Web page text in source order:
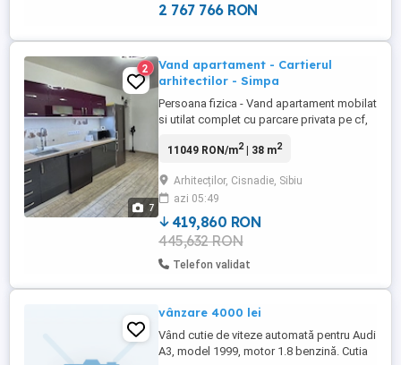
...
2 767 766 RON
7
2
Vand apartament - Cartierul
arhitectilor - Simpa
Persoana fizica - Vand apartament mobilat
si utilat complet cu parcare privata pe cf,
Apartamentul este compartimentat astfel:
baie cu cada si balcon. Finisaje: parchet,
gresie, faianta, geamuri termopan,
centrala pe gaz, ...
11049 RON/m2| 38 m2
Arhitecților, Cisnadie, Sibiu
azi 05:49
419,860 RON
445,632 RON
Telefon validat
vânzare 4000 lei
Vând cutie de viteze automată pentru Audi
A3, model 1999, motor 1.8 benzină. Cutia